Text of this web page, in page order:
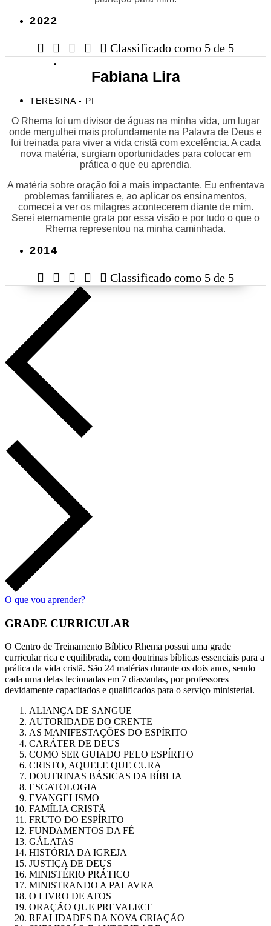
2022
     Classificado como 5 de 5
Fabiana Lira
TERESINA - PI
O Rhema foi um divisor de águas na minha vida, um lugar
onde mergulhei mais profundamente na Palavra de Deus e
fui treinada para viver a vida cristã com excelência. A cada
nova matéria, surgiam oportunidades para colocar em
prática o que eu aprendia.
A matéria sobre oração foi a mais impactante. Eu enfrentava
problemas familiares e, ao aplicar os ensinamentos,
comecei a ver os milagres acontecerem diante de mim.
Serei eternamente grata por essa visão e por tudo o que o
Rhema representou na minha caminhada.
2014
     Classificado como 5 de 5
O que vou aprender?
GRADE CURRICULAR​
O Centro de Treinamento Bíblico Rhema possui uma grade
curricular rica e equilibrada, com doutrinas bíblicas essenciais para a
prática da vida cristã. São 24 matérias durante os dois anos, sendo
cada uma delas lecionadas em 7 dias/aulas, por professores
devidamente capacitados e qualificados para o serviço ministerial.
ALIANÇA DE SANGUE
AUTORIDADE DO CRENTE
AS MANIFESTAÇÕES DO ESPÍRITO
CARÁTER DE DEUS
COMO SER GUIADO PELO ESPÍRITO
CRISTO, AQUELE QUE CURA
DOUTRINAS BÁSICAS DA BÍBLIA
ESCATOLOGIA
EVANGELISMO
FAMÍLIA CRISTÃ
FRUTO DO ESPÍRITO
FUNDAMENTOS DA FÉ
GÁLATAS
HISTÓRIA DA IGREJA
JUSTIÇA DE DEUS
MINISTÉRIO PRÁTICO
MINISTRANDO A PALAVRA
O LIVRO DE ATOS
ORAÇÃO QUE PREVALECE
REALIDADES DA NOVA CRIAÇÃO